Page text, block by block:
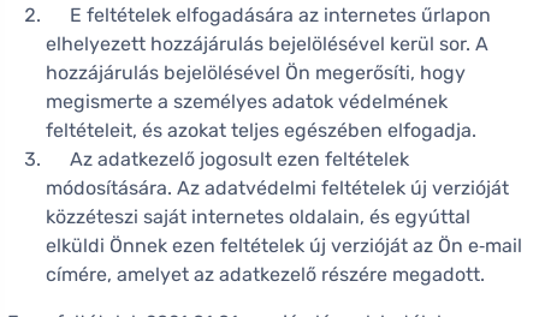
E feltételek elfogadására az internetes űrlapon
elhelyezett hozzájárulás bejelölésével kerül sor. A
hozzájárulás bejelölésével Ön megerősíti, hogy
megismerte a személyes adatok védelmének
feltételeit, és azokat teljes egészében elfogadja.
Az adatkezelő jogosult ezen feltételek
módosítására. Az adatvédelmi feltételek új verzióját
közzéteszi saját internetes oldalain, és egyúttal
elküldi Önnek ezen feltételek új verzióját az Ön e‑mail
címére, amelyet az adatkezelő részére megadott.